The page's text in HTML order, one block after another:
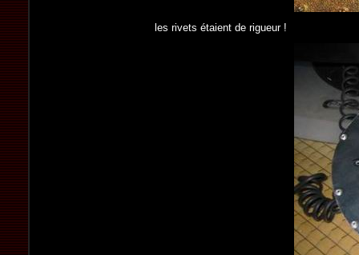
les rivets étaient de rigueur !